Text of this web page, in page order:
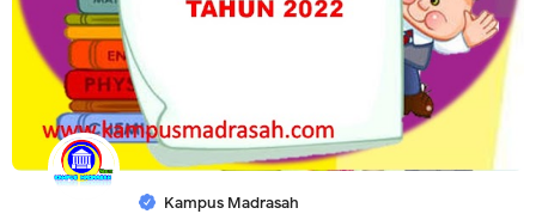
Kampus Madrasah